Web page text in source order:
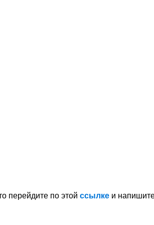
перейдите по этой ссылке и